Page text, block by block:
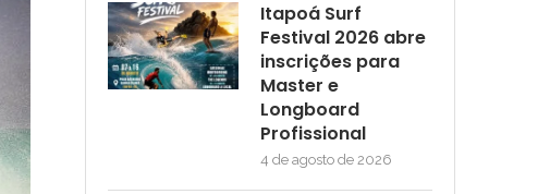
Itapoá Surf
Festival 2026 abre
inscrições para
Master e
Longboard
Profissional
4 de agosto de 2026